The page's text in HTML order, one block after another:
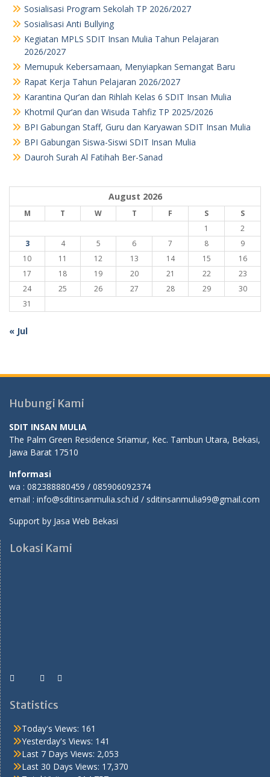
Sosialisasi Program Sekolah TP 2026/2027
Sosialisasi Anti Bullying
Kegiatan MPLS SDIT Insan Mulia Tahun Pelajaran
2026/2027
Memupuk Kebersamaan, Menyiapkan Semangat Baru
Rapat Kerja Tahun Pelajaran 2026/2027
Karantina Qur’an dan Rihlah Kelas 6 SDIT Insan Mulia
Khotmil Qur’an dan Wisuda Tahfiz TP 2025/2026
BPI Gabungan Staff, Guru dan Karyawan SDIT Insan Mulia
BPI Gabungan Siswa-Siswi SDIT Insan Mulia
Dauroh Surah Al Fatihah Ber-Sanad
August 2026
M T W T F S
S
1
2
3
4 5 6 7 8
9
10
11 12 13 14 15
16
17
18 19 20 21 22
23
24
25 26 27 28 29
30
31
« Jul
Hubungi Kami
SDIT INSAN MULIA
The Palm Green Residence Sriamur, Kec. Tambun Utara, Bekasi,
Jawa Barat 17510
Informasi
wa : 082388880459 / 085906092374
email : info@sditinsanmulia.sch.id / sditinsanmulia99@gmail.com
Support by Jasa Web Bekasi
Lokasi Kami
Statistics
Today's Views: 161
Yesterday's Views: 141
Last 7 Days Views: 2,053
Last 30 Days Views: 17,370